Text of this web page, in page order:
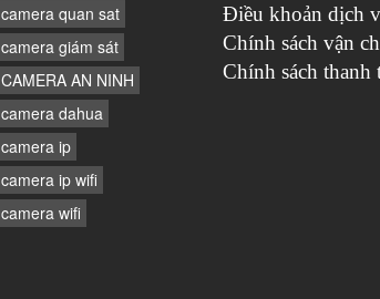
camera quan sat
camera giám sát
CAMERA AN NINH
camera dahua
camera ip
camera ip wifi
camera wifi
Điều khoản dịch
Chính sách vận
Chính sách thanh